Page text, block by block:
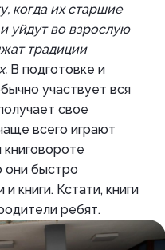
когда их старшие
уйдут во взрослую
традиции
В подготовке и
участвует вся
свое
всего играют
они быстро
книги. Кстати, книги
ребят.